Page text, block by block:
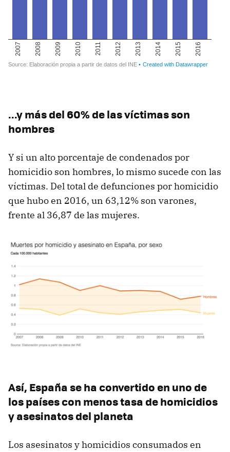
...y más del 60% de las víctimas son
hombres
Y si un alto porcentaje de condenados por
homicidio son hombres, lo mismo sucede con las
víctimas. Del total de defunciones por homicidio
que hubo en 2016, un 63,12% son varones,
frente al 36,87 de las mujeres.
Así, España se ha convertido en uno de
los países con menos tasa de homicidios
y asesinatos del planeta
Los asesinatos y homicidios consumados en